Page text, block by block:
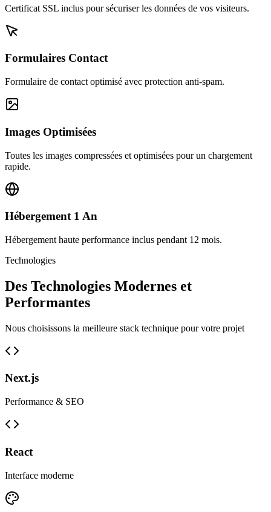
Certificat SSL inclus pour sécuriser les données de vos visiteurs.
Formulaires Contact
Formulaire de contact optimisé avec protection anti-spam.
Images Optimisées
Toutes les images compressées et optimisées pour un chargement
rapide.
Hébergement 1 An
Hébergement haute performance inclus pendant 12 mois.
Technologies
Des Technologies Modernes et
Performantes
Nous choisissons la meilleure stack technique pour votre projet
Next.js
Performance & SEO
React
Interface moderne